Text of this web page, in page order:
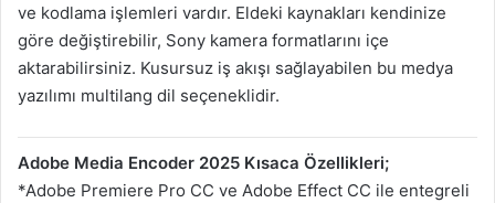
ve kodlama işlemleri vardır. Eldeki kaynakları kendinize
göre değiştirebilir, Sony kamera formatlarını içe
aktarabilirsiniz. Kusursuz iş akışı sağlayabilen bu medya
yazılımı multilang dil seçeneklidir.
Adobe Media Encoder 2025 Kısaca Özellikleri;
*Adobe Premiere Pro CC ve Adobe Effect CC ile entegreli